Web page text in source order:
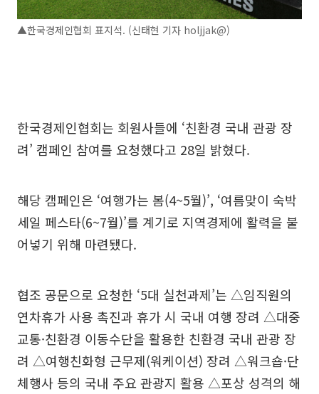
▲한국경제인협회 표지석. (신태현 기자 holjjak@)
한국경제인협회는 회원사들에 ‘친환경 국내 관광 장
려’ 캠페인 참여를 요청했다고 28일 밝혔다.
해당 캠페인은 ‘여행가는 봄(4~5월)’, ‘여름맞이 숙박
세일 페스타(6~7월)’를 계기로 지역경제에 활력을 불
어넣기 위해 마련됐다.
협조 공문으로 요청한 ‘5대 실천과제’는 △임직원의
연차휴가 사용 촉진과 휴가 시 국내 여행 장려 △대중
교통·친환경 이동수단을 활용한 친환경 국내 관광 장
려 △여행친화형 근무제(워케이션) 장려 △워크숍·단
체행사 등의 국내 주요 관광지 활용 △포상 성격의 해